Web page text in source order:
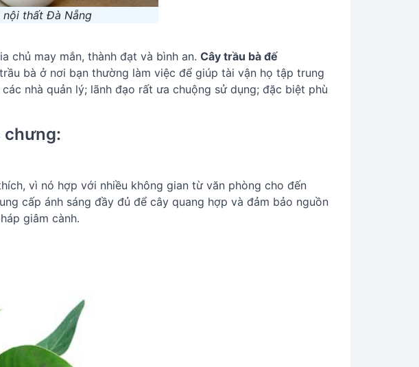
nội thất Đà Nẵng
chủ may mắn, thành đạt và bình an. Cây trầu bà đế
bà ở nơi bạn thường làm việc để giúp tài vận họ tập trung
nhà quản lý; lãnh đạo rất ưa chuộng sử dụng; đặc biệt phù
chưng:
vì nó hợp với nhiều không gian từ văn phòng cho đến
cấp ánh sáng đầy đủ để cây quang hợp và đảm bảo nguồn
giâm cành.